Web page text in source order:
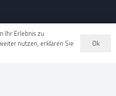
Ihr Erlebnis zu
nutzen, erklären Sie
Ok